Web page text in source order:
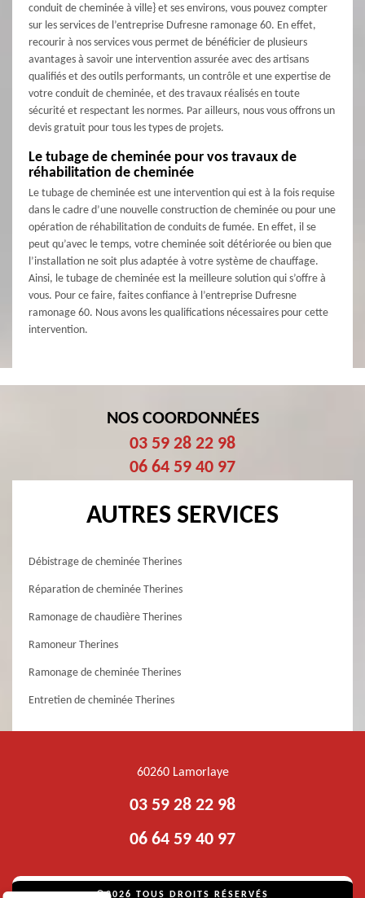
conduit de cheminée à ville} et ses environs, vous pouvez compter
sur les services de l’entreprise Dufresne ramonage 60. En effet,
recourir à nos services vous permet de bénéficier de plusieurs
avantages à savoir une intervention assurée avec des artisans
qualifiés et des outils performants, un contrôle et une expertise de
votre conduit de cheminée, et des travaux réalisés en toute
sécurité et respectant les normes. Par ailleurs, nous vous offrons un
devis gratuit pour tous les types de projets.
Le tubage de cheminée pour vos travaux de
réhabilitation de cheminée
Le tubage de cheminée est une intervention qui est à la fois requise
dans le cadre d’une nouvelle construction de cheminée ou pour une
opération de réhabilitation de conduits de fumée. En effet, il se
peut qu’avec le temps, votre cheminée soit détériorée ou bien que
l’installation ne soit plus adaptée à votre système de chauffage.
Ainsi, le tubage de cheminée est la meilleure solution qui s’offre à
vous. Pour ce faire, faites confiance à l’entreprise Dufresne
ramonage 60. Nous avons les qualifications nécessaires pour cette
intervention.
NOS COORDONNÉES
03 59 28 22 98
06 64 59 40 97
AUTRES SERVICES
Débistrage de cheminée Therines
Réparation de cheminée Therines
Ramonage de chaudière Therines
Ramoneur Therines
Ramonage de cheminée Therines
Entretien de cheminée Therines
60260 Lamorlaye
03 59 28 22 98
06 64 59 40 97
©2026 TOUS DROITS RÉSERVÉS